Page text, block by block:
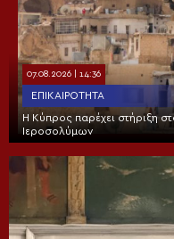
07.08.2026 | 14:36
ΕΠΙΚΑΙΡΌΤΗΤΑ
Η Κύπρος παρέχει στήριξη
Ιεροσολύμων